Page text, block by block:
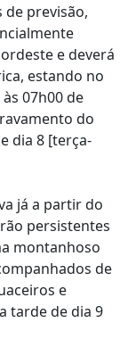
previsão,
e deverá
estando no
07h00 de
do
dia 8 [terça-
já a partir do
persistentes
montanhoso
de
e
tarde de dia 9